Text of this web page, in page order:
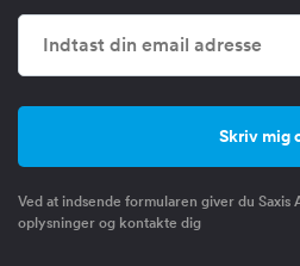
Ved at indsende formularen giver du Saxis
oplysninger og kontakte dig